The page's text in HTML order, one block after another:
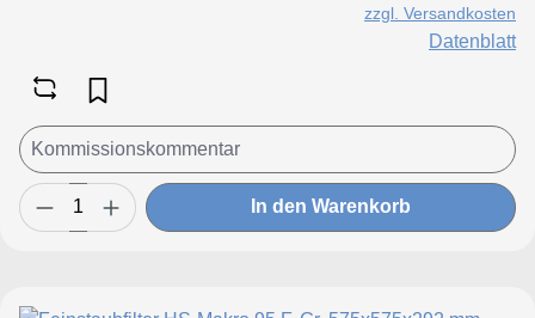
zzgl. Versandkosten
Datenblatt
In den Warenkorb